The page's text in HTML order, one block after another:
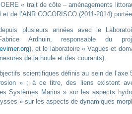
« trait de côte – aménagements
de l’ANR COCORISCO (2011-2014) portée
plusieurs années avec le
Ardhuin, responsable du
), et le laboratoire « Vagues et
de la houle et des courants).
scientifiques définis au sein de l’axe
» ; à ce titre, des liens existent
Systèmes Marins » sur les aspects
» sur les aspects de dynamiques